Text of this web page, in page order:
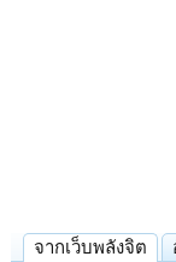
จากเว็บพลังจิต